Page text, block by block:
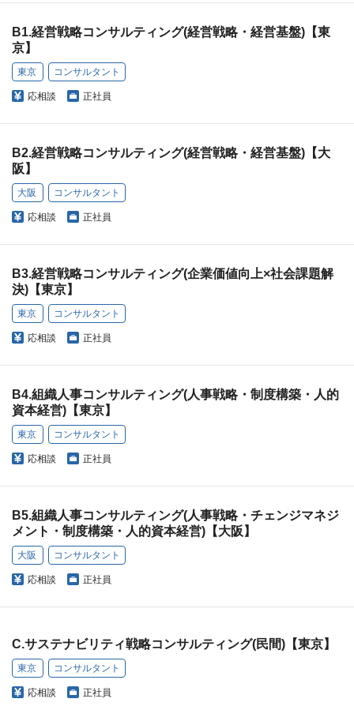
B1.経営戦略コンサルティング(経営戦略・経営基盤)【東
京】
東京 コンサルタント
応相談 正社員
B2.経営戦略コンサルティング(経営戦略・経営基盤)【大
阪】
大阪 コンサルタント
応相談 正社員
B3.経営戦略コンサルティング(企業価値向上×社会課題解
決)【東京】
東京 コンサルタント
応相談 正社員
B4.組織人事コンサルティング(人事戦略・制度構築・人的
資本経営)【東京】
東京 コンサルタント
応相談 正社員
B5.組織人事コンサルティング(人事戦略・チェンジマネジ
メント・制度構築・人的資本経営)【大阪】
大阪 コンサルタント
応相談 正社員
C.サステナビリティ戦略コンサルティング(民間)【東京】
東京 コンサルタント
応相談 正社員